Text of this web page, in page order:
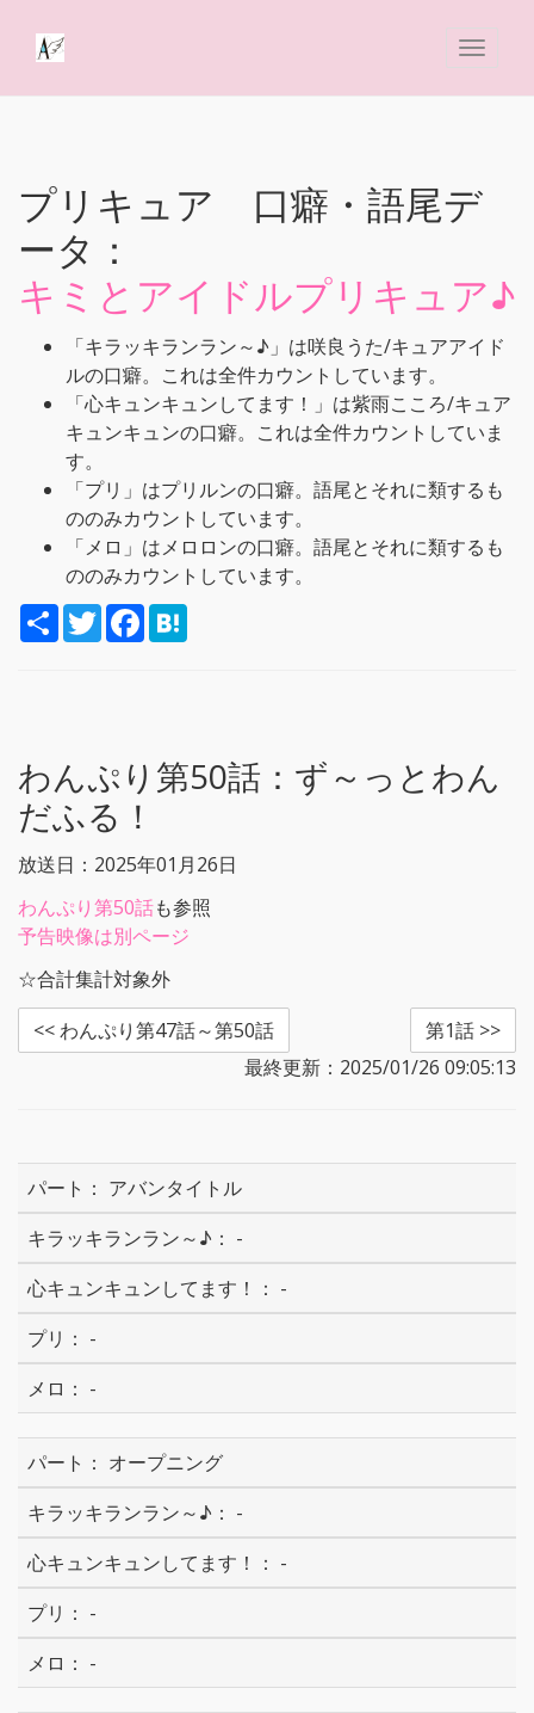
プリキュア 口癖・語尾デ
ータ：
キミとアイドルプリキュア♪
「キラッキランラン～♪」は咲良うた/キュアアイド
ルの口癖。これは全件カウントしています。
「心キュンキュンしてます！」は紫雨こころ/キュア
キュンキュンの口癖。これは全件カウントしていま
す。
「プリ」はプリルンの口癖。語尾とそれに類するも
ののみカウントしています。
「メロ」はメロロンの口癖。語尾とそれに類するも
ののみカウントしています。
S
h
T
w
F
a
わんぷり第50話： ず～っとわん
だふる！
放送日：2025年01月26日
わんぷり第50話も参照
予告映像は別ページ
☆合計集計対象外
<< わんぷり第47話～第50話
第1話 >>
最終更新：2025/01/26 09:05:13
アバンタイトル
-
-
-
-
オープニング
-
-
-
-